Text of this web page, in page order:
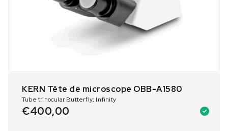
KERN Tête de microscope OBB-A1580
Tube trinocular Butterfly; Infinity
€400,00